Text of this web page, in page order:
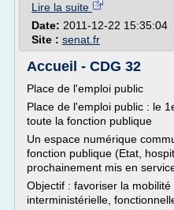
Lire la suite
Date: 2011-12-22 15:35:04
Site : senat.fr
Accueil - CDG 32
Place de l'emploi public
Place de l'emploi public : le
toute la fonction publique
Un espace numérique
fonction publique (Etat,
prochainement mis en
Objectif : favoriser la mobilité
interministérielle,